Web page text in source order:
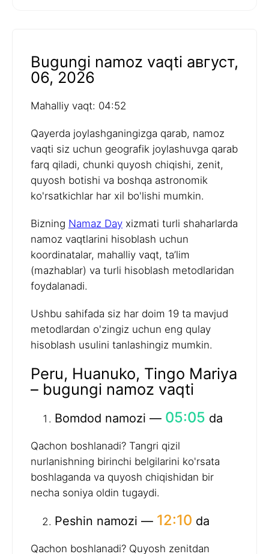
Bugungi namoz vaqti август,
06, 2026
Mahalliy vaqt: 04:52
Qayerda joylashganingizga qarab, namoz
vaqti siz uchun geografik joylashuvga qarab
farq qiladi, chunki quyosh chiqishi, zenit,
quyosh botishi va boshqa astronomik
ko'rsatkichlar har xil bo'lishi mumkin.
Bizning Namaz Day xizmati turli shaharlarda
namoz vaqtlarini hisoblash uchun
koordinatalar, mahalliy vaqt, ta’lim
(mazhablar) va turli hisoblash metodlaridan
foydalanadi.
Ushbu sahifada siz har doim 19 ta mavjud
metodlardan o'zingiz uchun eng qulay
hisoblash usulini tanlashingiz mumkin.
Peru, Huanuko, Tingo Mariya
– bugungi namoz vaqti
Bomdod namozi — 05:05 da
Qachon boshlanadi? Tangri qizil
nurlanishning birinchi belgilarini ko'rsata
boshlaganda va quyosh chiqishidan bir
necha soniya oldin tugaydi.
Peshin namozi — 12:10 da
Qachon boshlanadi? Quyosh zenitdan